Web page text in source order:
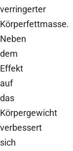
verringerter
Körperfettmasse.
Neben
dem
Effekt
auf
das
Körpergewicht
verbessert
sich